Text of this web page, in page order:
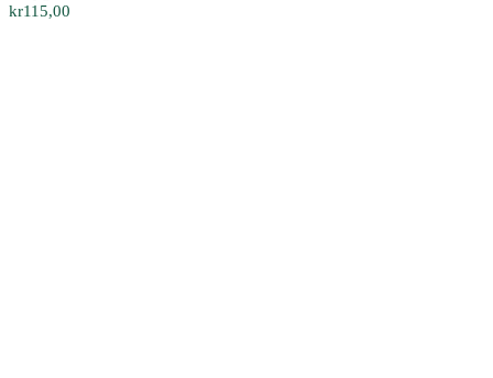
kr115,00